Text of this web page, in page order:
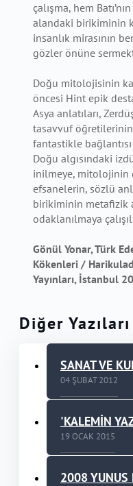
çalışma, hem
alandaki birikiminin
insanlık mirasının
gözler önüne
Doğu mitolojisinin
öncesi Hint epik
Asya anlatıları,
tasavvuf
fantastikle
Doğu algısındaki
inilmeye, mitolojinin
efsanelerin, sözlü
birikiminin metafizik
odaklanılmaya
Gönül Yonar, Türk
Kökenleri /
Yayınları, İstanbul
Diğer Yazıları
SANAT VE
04 ŞUBAT 2012
'KALEMİN
19 OCAK 2015
2008 YUNUS